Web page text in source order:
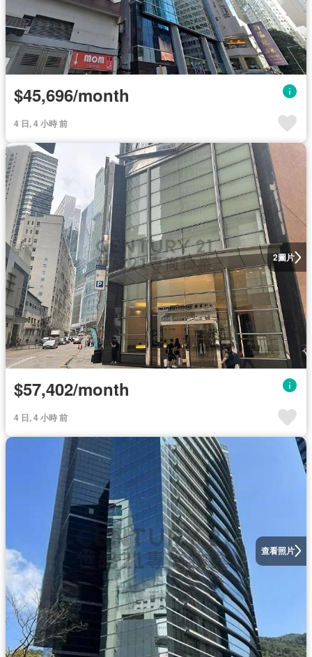
$45,696/month
4 日, 4 小時 前
2圖片
$57,402/month
4 日, 4 小時 前
查看照片